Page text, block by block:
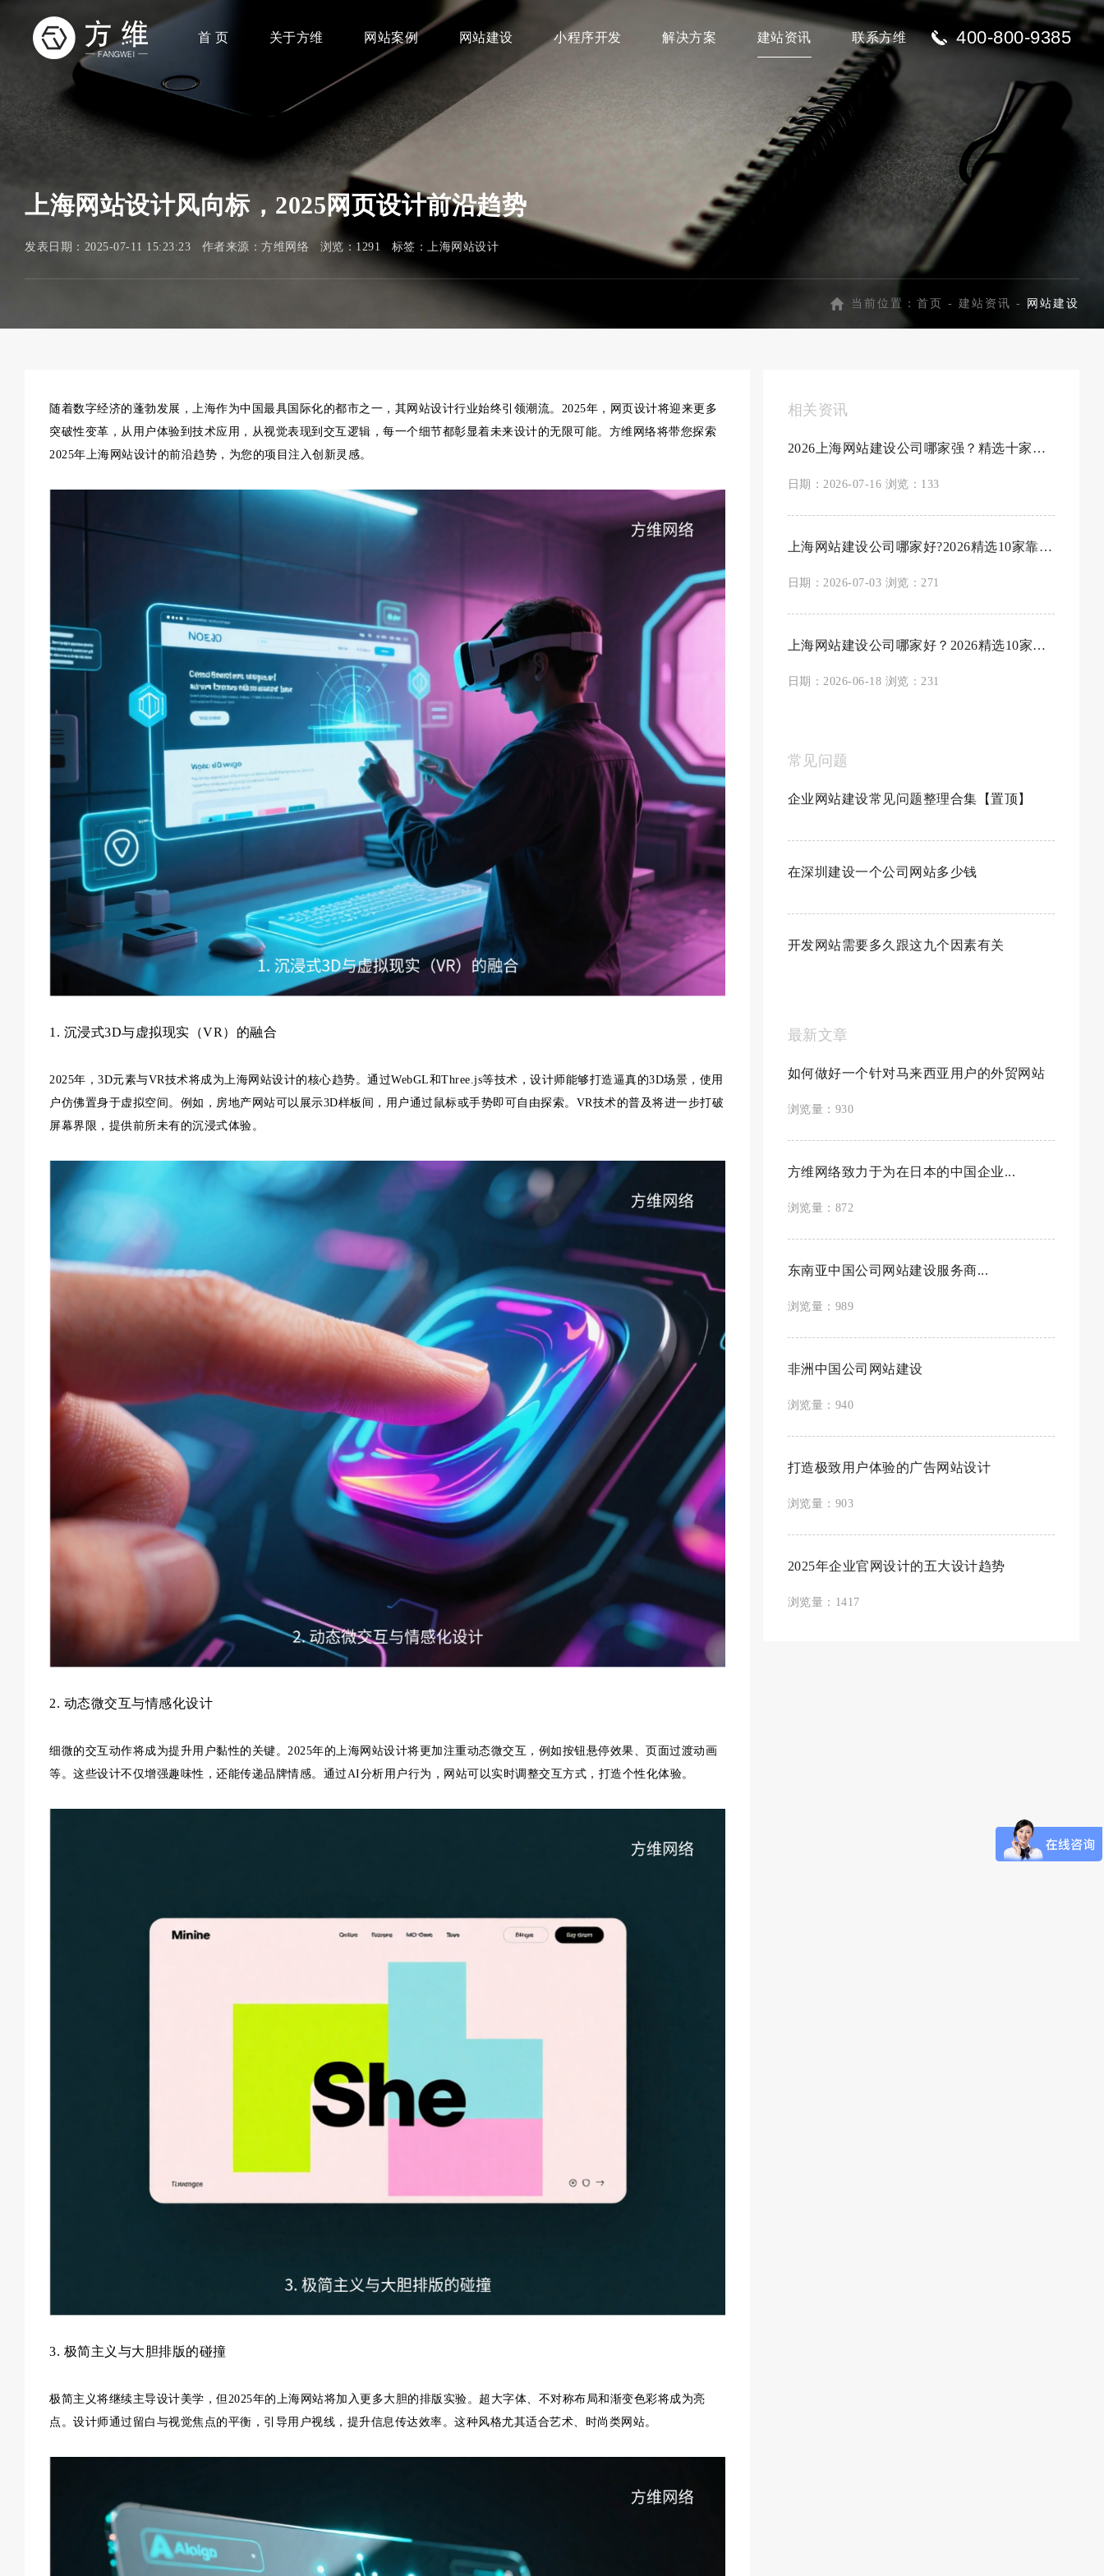
首 页 关于方维 网站案例 网站建设 小程序开发 解决方案 建站资讯 联系方维 400-800-9385
上海网站设计风向标，2025网页设计前沿趋势
发表日期：2025-07-11 15:23:23 作者来源：方维网络 浏览：1291 标签： 上海网站设计
当前位置： 首页 - 建站资讯 - 网站建设
随着数字经济的蓬勃发展，上海作为中国最具国际化的都市之一，其网站设计行业始终引领潮流。2025年，网页设计将迎来更多
突破性变革，从用户体验到技术应用，从视觉表现到交互逻辑，每一个细节都彰显着未来设计的无限可能。方维网络将带您探索
2025年上海网站设计的前沿趋势，为您的项目注入创新灵感。
1. 沉浸式3D与虚拟现实（VR）的融合
2025年，3D元素与VR技术将成为上海网站设计的核心趋势。通过WebGL和Three.js等技术，设计师能够打造逼真的3D场景，使用
户仿佛置身于虚拟空间。例如，房地产网站可以展示3D样板间，用户通过鼠标或手势即可自由探索。VR技术的普及将进一步打破
屏幕界限，提供前所未有的沉浸式体验。
2. 动态微交互与情感化设计
细微的交互动作将成为提升用户黏性的关键。2025年的上海网站设计将更加注重动态微交互，例如按钮悬停效果、页面过渡动画
等。这些设计不仅增强趣味性，还能传递品牌情感。通过AI分析用户行为，网站可以实时调整交互方式，打造个性化体验。
3. 极简主义与大胆排版的碰撞
极简主义将继续主导设计美学，但2025年的上海网站将加入更多大胆的排版实验。超大字体、不对称布局和渐变色彩将成为亮
点。设计师通过留白与视觉焦点的平衡，引导用户视线，提升信息传达效率。这种风格尤其适合艺术、时尚类网站。
相关资讯
2026上海网站建设公司哪家强？精选十家专业网...
日期：2026-07-16 浏览：133
上海网站建设公司哪家好?2026精选10家靠谱...
日期：2026-07-03 浏览：271
上海网站建设公司哪家好？2026精选10家靠谱建...
日期：2026-06-18 浏览：231
常见问题
企业网站建设常见问题整理合集【置顶】
在深圳建设一个公司网站多少钱
开发网站需要多久跟这九个因素有关
最新文章
如何做好一个针对马来西亚用户的外贸网站
浏览量：930
方维网络致力于为在日本的中国企业...
浏览量：872
东南亚中国公司网站建设服务商...
浏览量：989
非洲中国公司网站建设
浏览量：940
打造极致用户体验的广告网站设计
浏览量：903
2025年企业官网设计的五大设计趋势
浏览量：1417